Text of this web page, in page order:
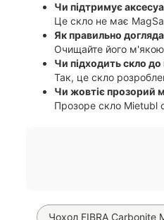
Чи підтримує
Це скло не має
Як правильно
Очищайте його м'якою
Чи підходить скло
Так, це скло
Чи жовтіє прозорий
Прозоре скло Mietubl
Чохол FIBRA Carbonite